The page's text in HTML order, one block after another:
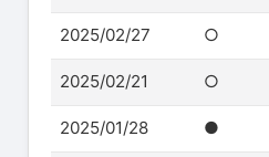
2025/02/27 ○
2025/02/21 ○
2025/01/28 ●